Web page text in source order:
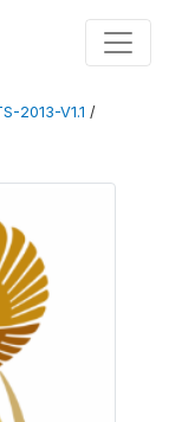
2013-V1.1 /